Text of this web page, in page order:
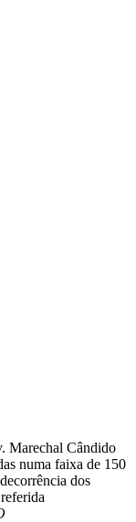
Marechal Cândido
numa faixa de 150
dos